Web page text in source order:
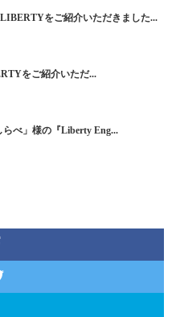
LIBERTYをご紹介いただきました...
をご紹介いただ...
べ」様の『Liberty Eng...